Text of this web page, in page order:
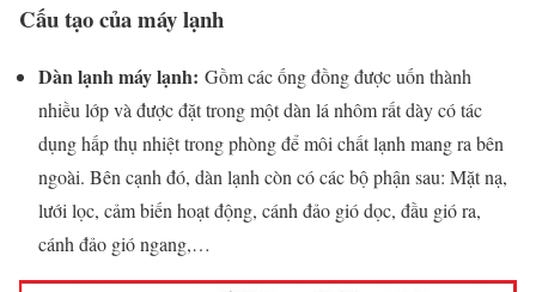
Cấu tạo của máy lạnh
Dàn lạnh máy lạnh: Gồm các ống đồng được uốn thành
nhiều lớp và được đặt trong một dàn lá nhôm rất dày có tác
dụng hấp thụ nhiệt trong phòng để môi chất lạnh mang ra bên
ngoài. Bên cạnh đó, dàn lạnh còn có các bộ phận sau: Mặt nạ,
lưới lọc, cảm biến hoạt động, cánh đảo gió dọc, đầu gió ra,
cánh đảo gió ngang,…